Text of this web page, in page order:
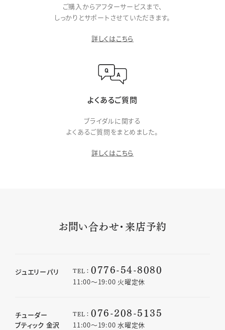
ご購入からアフターサービスまで、
しっかりとサポートさせていただきます。
詳しくはこちら
よくあるご質問
ブライダルに関する
よくあるご質問をまとめました。
詳しくはこちら
お問い合わせ・来店予約
ジュエリーパリ TEL： 0776-54-8080
11:00〜19:00 火曜定休
チューダー
ブティック 金沢
TEL： 076-208-5135
11:00〜19:00 水曜定休